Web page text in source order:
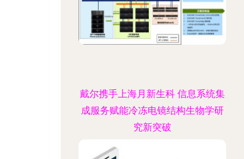
戴尔携手上海月新生科 信息系统集
成服务赋能冷冻电镜结构生物学研
究新突破